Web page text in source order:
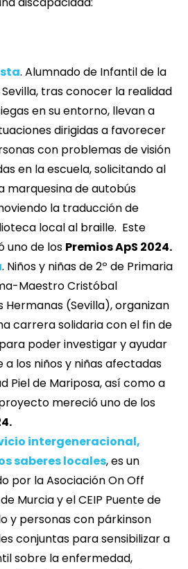
. Alumnado de Infantil de la
Sevilla, tras conocer la realidad
en su entorno, llevan a
dirigidas a favorecer
con problemas de visión
en la escuela, solicitando al
marquesina de autobús
la traducción de
local al braille. Este
uno de los Premios ApS 2024.
. Niños y niñas de 2º de Primaria
Maestro Cristóbal
Hermanas (Sevilla), organizan
carrera solidaria con el fin de
poder investigar y ayudar
los niños y niñas afectadas
Piel de Mariposa, así como a
mereció uno de los
intergeneracional,
saberes locales, es un
por la Asociación On Off
Murcia y el CEIP Puente de
y personas con párkinson
conjuntas para sensibilizar a
sobre la enfermedad,